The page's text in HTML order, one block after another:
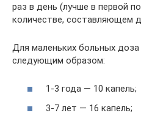
раз в день (лучше в первой
количестве, составляющем
Для маленьких больных
следующим образом:
1-3 года — 10 капель;
3-7 лет — 16 капель;